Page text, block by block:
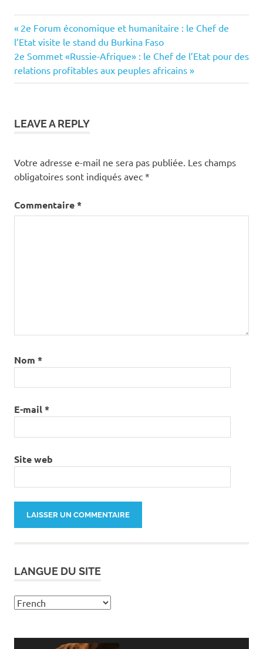
Navigation
de
l’article
Previous
Post:
2e Forum économique et humanitaire : le Chef de
l’Etat visite le stand du Burkina Faso
Next
Post:
2e Sommet «Russie-Afrique» : le Chef de l’Etat pour des
relations profitables aux peuples africains
LEAVE A REPLY
Votre adresse e-mail ne sera pas publiée. Les champs
obligatoires sont indiqués avec *
Commentaire*
Nom *
E-mail*
Site web
LANGUE DU SITE